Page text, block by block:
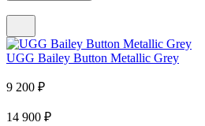
UGG Bailey Button Metallic Grey
9 200 ₽
14 900 ₽